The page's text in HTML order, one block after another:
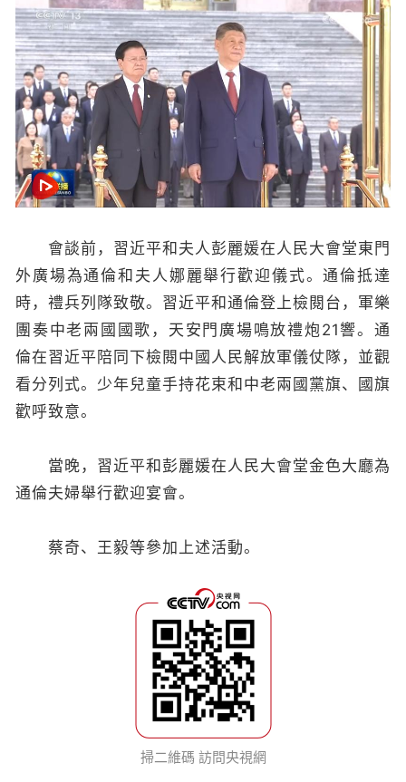
會談前，習近平和夫人彭麗媛在人民大會堂東門
外廣場為通倫和夫人娜麗舉行歡迎儀式。通倫抵達
時，禮兵列隊致敬。習近平和通倫登上檢閱台，軍樂
團奏中老兩國國歌，天安門廣場鳴放禮炮21響。通
倫在習近平陪同下檢閱中國人民解放軍儀仗隊，並觀
看分列式。少年兒童手持花束和中老兩國黨旗、國旗
歡呼致意。
當晚，習近平和彭麗媛在人民大會堂金色大廳為
通倫夫婦舉行歡迎宴會。
蔡奇、王毅等參加上述活動。
掃二維碼 訪問央視網